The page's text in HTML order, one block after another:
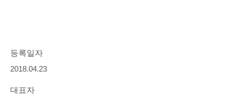
등록일자
2018.04.23
대표자